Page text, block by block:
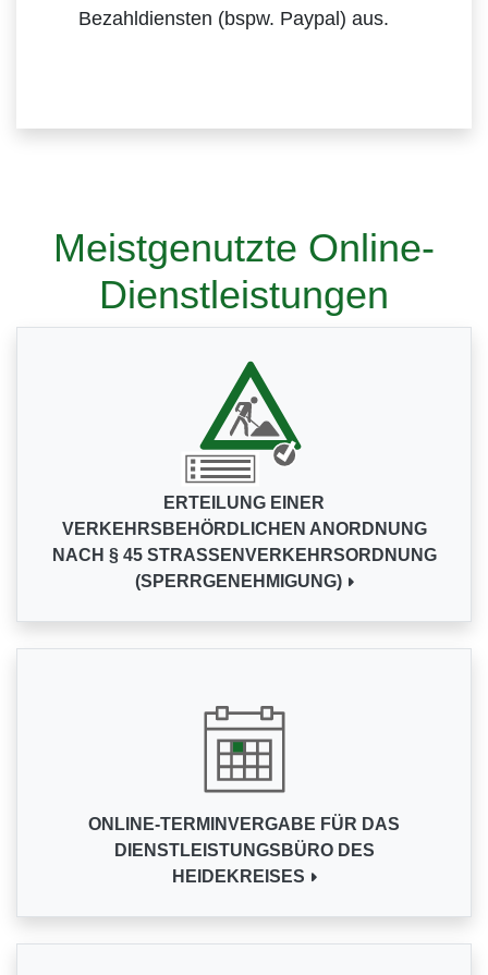
Bezahldiensten (bspw. Paypal) aus.
Meistgenutzte Online-
Dienstleistungen
ERTEILUNG EINER
VERKEHRSBEHÖRDLICHEN ANORDNUNG
NACH § 45 STRASSENVERKEHRSORDNUNG (
SPERRGENEHMIGUNG)
ONLINE-TERMINVERGABE FÜR DAS
DIENSTLEISTUNGSBÜRO DES
HEIDEKREISES